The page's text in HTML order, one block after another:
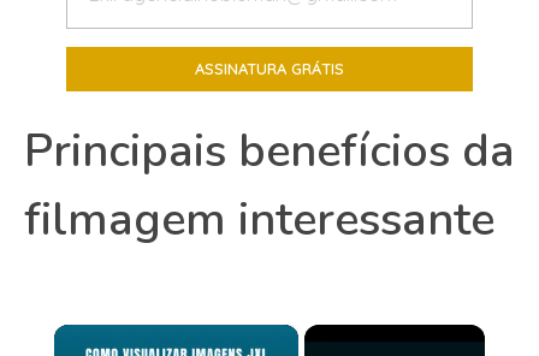
Principais benefícios da
filmagem interessante
×